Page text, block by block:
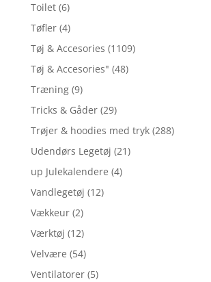
Toilet (6)
Tøfler (4)
Tøj & Accesories (1109)
Tøj & Accesories" (48)
Træning (9)
Tricks & Gåder (29)
Trøjer & hoodies med tryk (288)
Udendørs Legetøj (21)
up Julekalendere (4)
Vandlegetøj (12)
Vækkeur (2)
Værktøj (12)
Velvære (54)
Ventilatorer (5)